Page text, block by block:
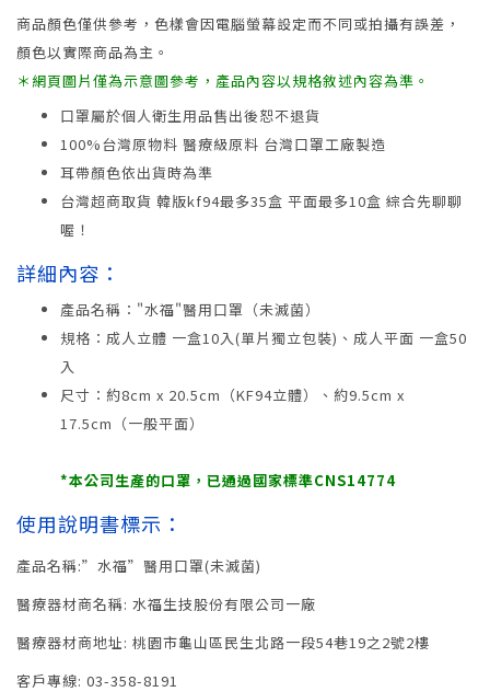
商品顏色僅供參考，色樣會因電腦螢幕設定而不同或拍攝有誤差，
顏色以實際商品為主。
＊網頁圖片僅為示意圖參考，產品內容以規格敘述內容為準。
口罩屬於個人衛生用品售出後恕不退貨
100%台灣原物料 醫療級原料 台灣口罩工廠製造
耳帶顏色依出貨時為準
台灣超商取貨 韓版kf94最多35盒 平面最多10盒 綜合先聊聊
喔！
詳細內容：
產品名稱："水福"醫用口罩（未滅菌）
規格：成人立體 一盒10入(單片獨立包裝)、成人平面 一盒50
入
尺寸：約8cm x 20.5cm（KF94立體）、約9.5cm x
17.5cm（一般平面）
*本公司生產的口罩，已通過國家標準CNS14774
使用說明書標示：
產品名稱:”水福”醫用口罩(未滅菌)
醫療器材商名稱: 水福生技股份有限公司一廠
醫療器材商地址: 桃園市龜山區民生北路一段54巷19之2號2樓
客戶專線: 03-358-8191